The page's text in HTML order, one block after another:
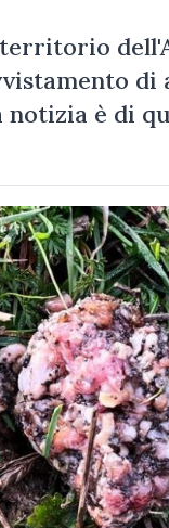
di
notizia è di